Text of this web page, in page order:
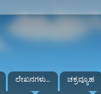
ಲೇಖನಗಳು.. ಚಕ್ರವ್ಯೂಹ